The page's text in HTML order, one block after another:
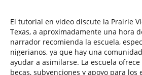
El tutorial en video discute la Prairie
Texas, a aproximadamente una hora
narrador recomienda la escuela,
nigerianos, ya que hay una
ayudar a asimilarse. La escuela
becas, subvenciones y apoyo para los